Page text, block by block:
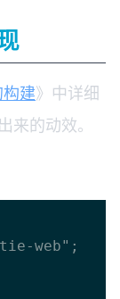
建》中详细
的动效。
web";